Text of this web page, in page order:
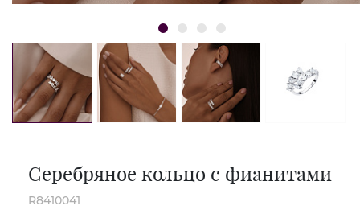
Серебряное кольцо с фианитами
R8410041